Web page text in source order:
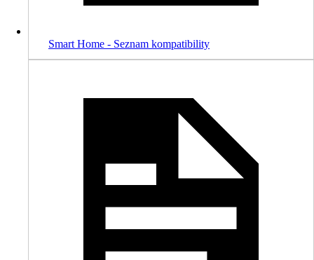
Smart Home - Seznam kompatibility